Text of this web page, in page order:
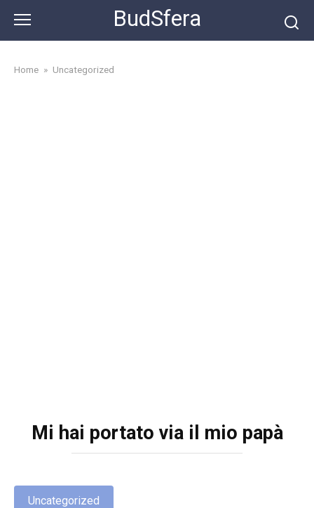
content
BudSfera
Home » Uncategorized
Mi hai portato via il mio papà
Uncategorized